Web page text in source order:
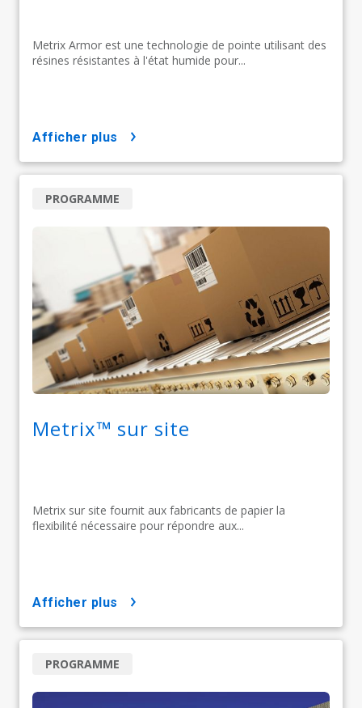
Metrix Armor est une technologie de pointe utilisant des
résines résistantes à l'état humide pour...
afficher plus
Metrix™ sur site
Metrix sur site fournit aux fabricants de papier la
flexibilité nécessaire pour répondre aux...
PROGRAMME
afficher plus
PROGRAMME